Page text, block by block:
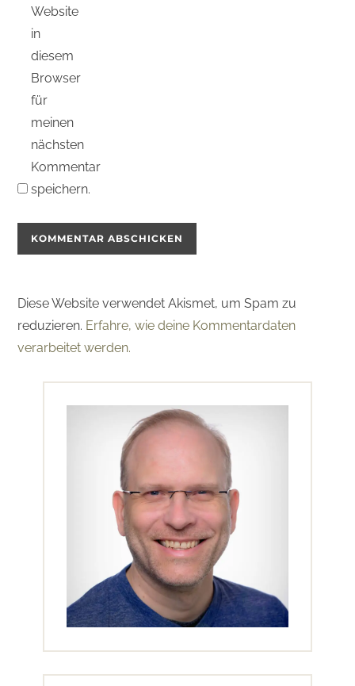
Website
in
diesem
Browser
für
meinen
nächsten
Kommentar
speichern.
Diese Website verwendet Akismet, um Spam zu
reduzieren. Erfahre, wie deine Kommentardaten
verarbeitet werden.